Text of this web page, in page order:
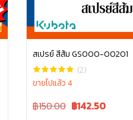
สเปรย์ สีส้ม GS000-00201
(2)
ขายไปแล้ว 4
Original
฿150.00 Current
฿142.50
หยิบใส่ตะกร้า